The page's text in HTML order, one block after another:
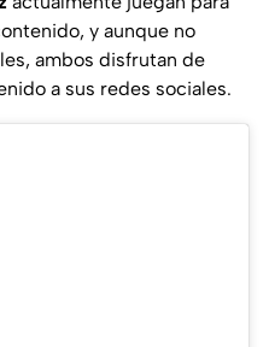
y aunque no
ambos disfrutan de
a sus redes sociales.